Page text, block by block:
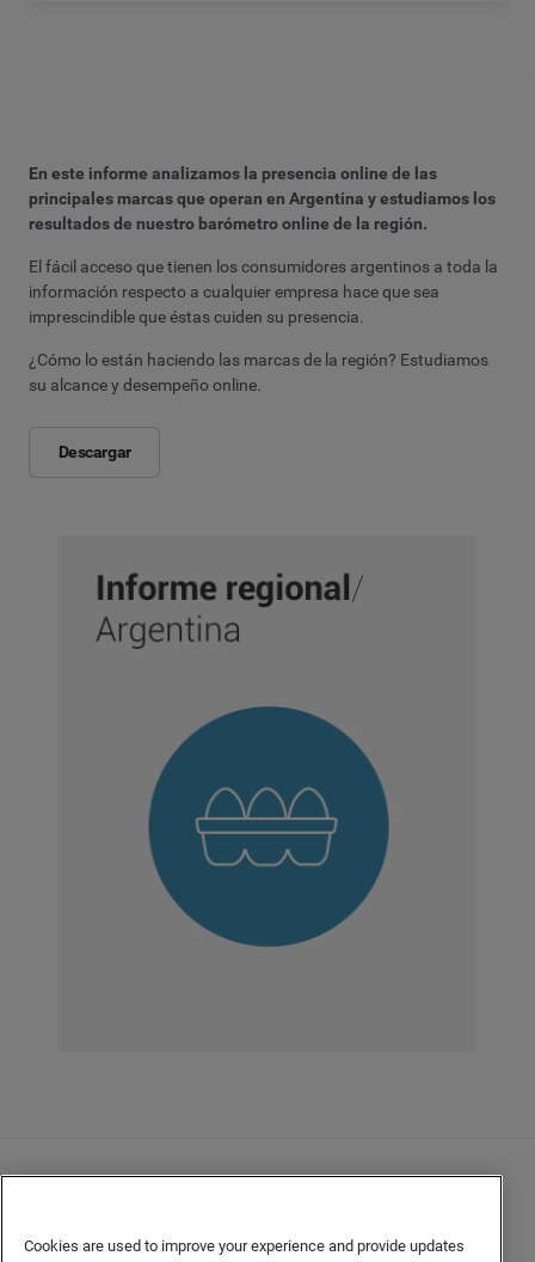
En este informe analizamos la presencia online de las
principales marcas que operan en Argentina y estudiamos los
resultados de nuestro barómetro online de la región.
El fácil acceso que tienen los consumidores argentinos a toda la
información respecto a cualquier empresa hace que sea
imprescindible que éstas cuiden su presencia.
¿Cómo lo están haciendo las marcas de la región? Estudiamos
su alcance y desempeño online.
Descargar
Declaración de privacidad del cliente
Cookies are used to improve your experience and provide updates